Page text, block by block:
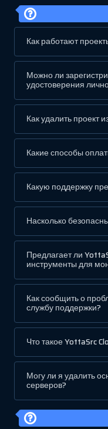
Как работают
Можно ли
удостоверения
Как удалить проект
Какие способы
Какую поддержку
Насколько
Предлагает ли
инструменты для
Как сообщить о
службу поддержки?
Что такое YottaSrc
Могу ли я удалить
серверов?